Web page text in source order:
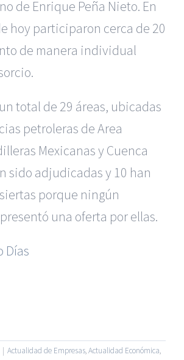
de Enrique Peña Nieto. En
hoy participaron cerca de 20
de manera individual
total de 29 áreas, ubicadas
petroleras de Area
Mexicanas y Cuenca
sido adjudicadas y 10 han
porque ningún
una oferta por ellas.
Días
| Actualidad de Empresas,Actualidad Económica,
Accidentes en Murcia|Reclamación
Madrid|BGD Abogados Madrid
para Abogados
De
-
del sitio